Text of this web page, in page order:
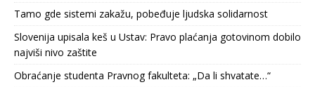
Tamo gde sistemi zakažu, pobeđuje ljudska solidarnost
Slovenija upisala keš u Ustav: Pravo plaćanja gotovinom dobilo
najviši nivo zaštite
Obraćanje studenta Pravnog fakulteta: „Da li shvatate…“